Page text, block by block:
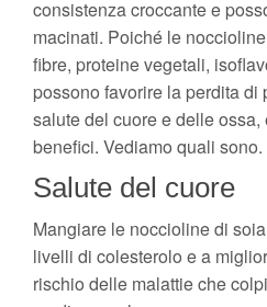
consistenza croccante e
macinati. Poiché le
fibre, proteine vegetali,
possono favorire la perdita di
salute del cuore e delle
benefici. Vediamo quali sono.
Salute del cuore
Mangiare le noccioline di
livelli di colesterolo e a
rischio delle malattie che